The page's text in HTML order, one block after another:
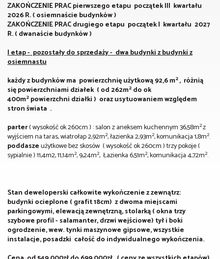
ZAKOŃCZENIE PRAC pierwszego etapu początek III kwartału
2026 R. ( osiemnaście budynków )
ZAKOŃCZENIE PRAC drugiego etapu początek I kwartału 2027
R. ( dwanaście budynków )
I etap - pozostały do sprzedaży - dwa budynki z budynki z
osiemnastu
każdy z budynków ma powierzchnię użytkową 92,6 m2, różnią
się powierzchniami działek ( od 262m2 do ok
400m2 powierzchni działki ) oraz usytuowaniem względem
stron świata .
parter( wysokość ok 260cm ) : salon z aneksem kuchennym 36,58m2z
wyjściem na taras, wiatrołap 2,92m2, łazienka 2,93m2, komunikacja 1,8m2.
poddaszeużytkowe bez skosów ( wysokość ok 260cm ) trzy pokoje (
sypialnie ) 11,4m2, 11,14m2, 9,24m2, Łazienka 6,51m2, komunikacja 4,72m2.
Stan deweloperski całkowite wykończenie z zewnątrz:
budynki ocieplone ( grafit 18cm) z dwoma miejscami
parkingowymi, elewacją zewnętrzną, stolarką ( okna trzy
szybowe profil - salamanter, drzwi wejściowe) tył i boki
ogrodzenie, wew. tynki maszynowe gipsowe, wszystkie
instalacje, posadzki całość do indywidualnego wykończenia.